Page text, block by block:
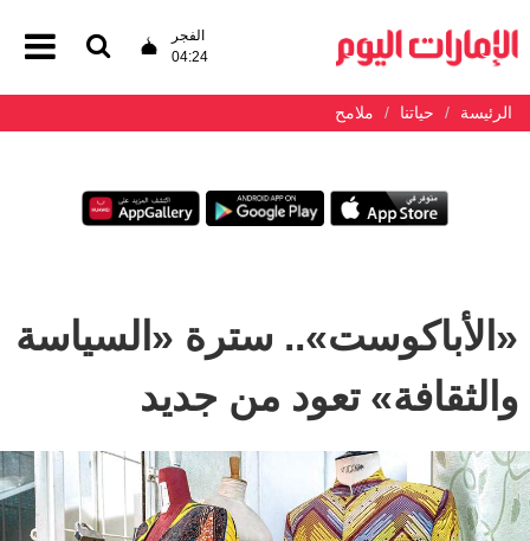
الفجر
04:24
الرئيسة حياتنا ملامح
«الأباكوست».. سترة «السياسة
والثقافة» تعود من جديد